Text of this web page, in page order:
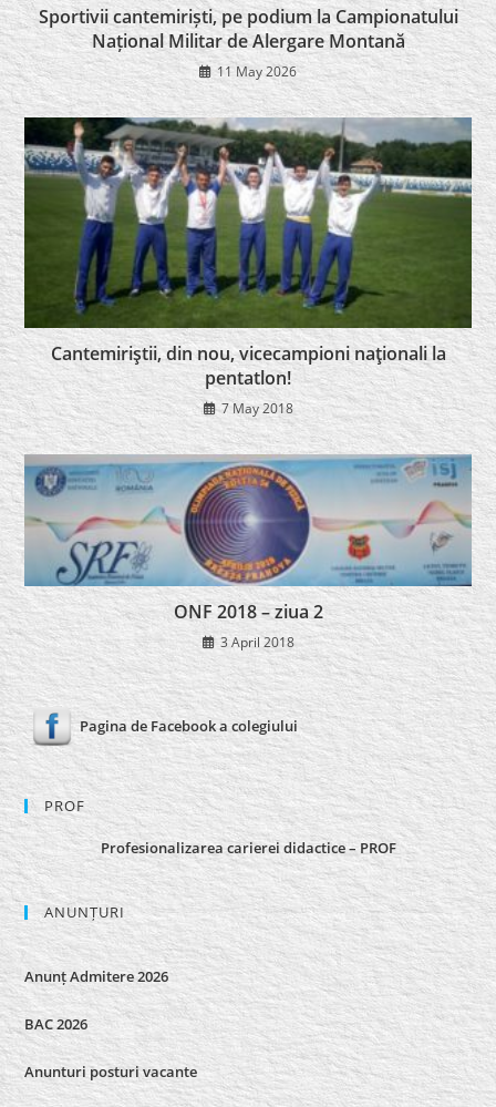
Sportivii cantemiriști, pe podium la Campionatului
Național Militar de Alergare Montană
11 May 2026
Cantemiriştii, din nou, vicecampioni naţionali la
pentatlon!
7 May 2018
ONF 2018 – ziua 2
3 April 2018
Pagina de Facebook a colegiului
PROF
Profesionalizarea carierei didactice – PROF
ANUNȚURI
Anunț Admitere 2026
BAC 2026
Anunturi posturi vacante